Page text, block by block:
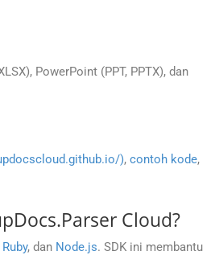
PowerPoint (PPT, PPTX), dan
), contoh kode,
Cloud?
Ruby, dan Node.js. SDK ini membantu